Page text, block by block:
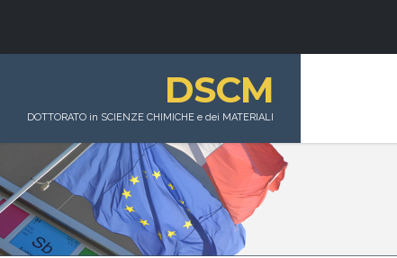
DSCM
DOTTORATO in SCIENZE CHIMICHE e dei MATERIALI